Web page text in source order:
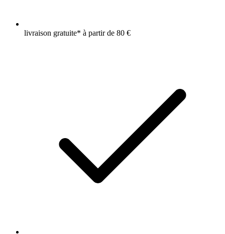
livraison gratuite* à partir de 80 €